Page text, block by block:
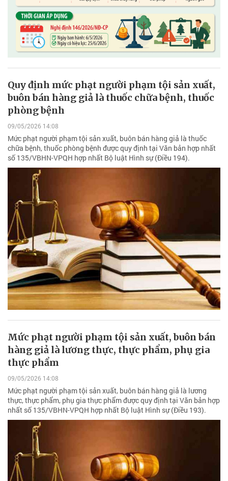
Quy định mức phạt người phạm tội sản xuất,
buôn bán hàng giả là thuốc chữa bệnh, thuốc
phòng bệnh
09/05/2026 14:08
Mức phạt người phạm tội sản xuất, buôn bán hàng giả là thuốc
chữa bệnh, thuốc phòng bệnh được quy định tại Văn bản hợp nhất
số 135/VBHN-VPQH hợp nhất Bộ luật Hình sự (Điều 194).
Mức phạt người phạm tội sản xuất, buôn bán
hàng giả là lương thực, thực phẩm, phụ gia
thực phẩm
09/05/2026 14:08
Mức phạt người phạm tội sản xuất, buôn bán hàng giả là lương
thực, thực phẩm, phụ gia thực phẩm được quy định tại Văn bản hợp
nhất số 135/VBHN-VPQH hợp nhất Bộ luật Hình sự (Điều 193).